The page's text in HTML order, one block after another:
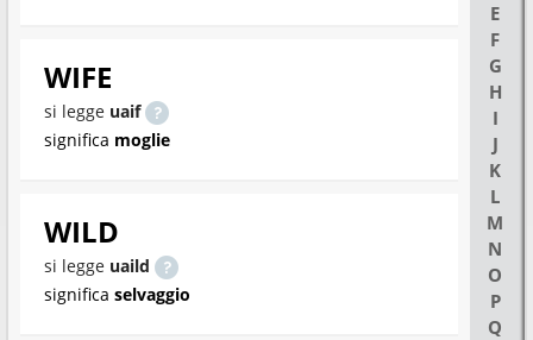
E
F
G
H
I
J
K
L
M
N
O
P
Q
WIFE
si legge uaif
significa moglie
WILD
si legge uaild
significa selvaggio